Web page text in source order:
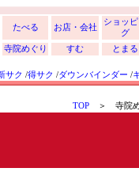
たべる お店・会社
ショッピ
グ
寺院めぐり すむ とまる
サク /得サク /ダウンバインダー /
TOP ＞ 寺院め